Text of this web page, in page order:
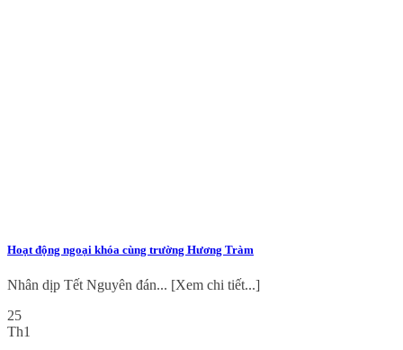
Hoạt động ngoại khóa cùng trường Hương Tràm
Nhân dịp Tết Nguyên đán... [Xem chi tiết...]
25
Th1